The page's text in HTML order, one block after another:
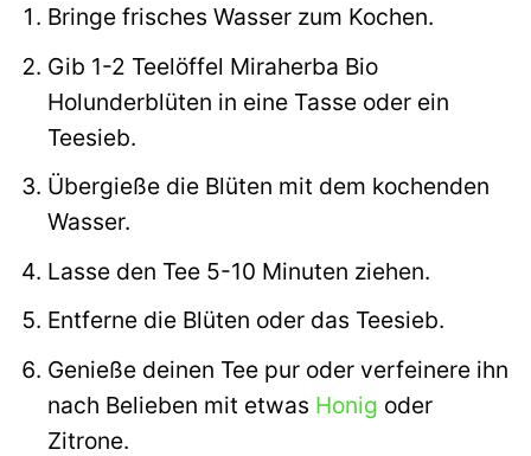
Bringe frisches Wasser zum Kochen.
Gib 1-2 Teelöffel Miraherba Bio
Holunderblüten in eine Tasse oder ein
Teesieb.
Übergieße die Blüten mit dem kochenden
Wasser.
Lasse den Tee 5-10 Minuten ziehen.
Entferne die Blüten oder das Teesieb.
Genieße deinen Tee pur oder verfeinere ihn
nach Belieben mit etwas Honig oder
Zitrone.